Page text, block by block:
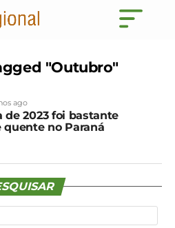
"Outubro"
ago
de 2023 foi bastante
quente no Paraná